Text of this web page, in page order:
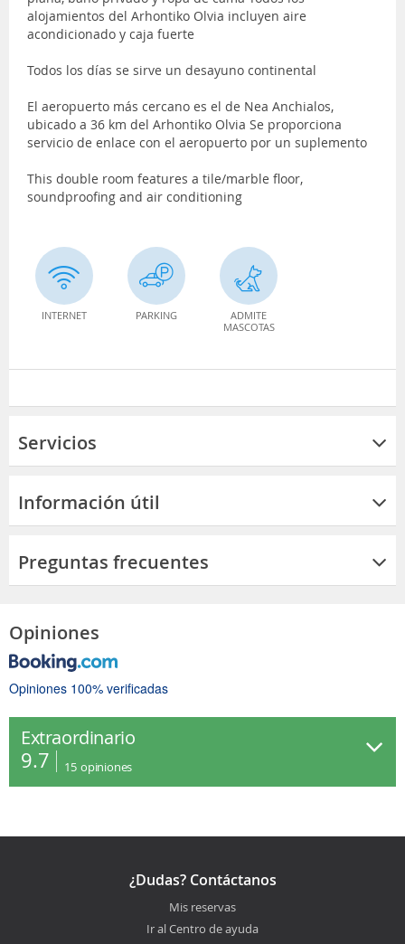
alojamientos del Arhontiko Olvia incluyen aire
acondicionado y caja fuerte
Todos los días se sirve un desayuno continental
El aeropuerto más cercano es el de Nea Anchialos,
ubicado a 36 km del Arhontiko Olvia Se proporciona
servicio de enlace con el aeropuerto por un suplemento
This double room features a tile/marble floor,
soundproofing and air conditioning
INTERNET PARKING
ADMITE
MASCOTAS
Servicios
Información útil
Preguntas frecuentes
Opiniones
Opiniones 100% verificadas
Extraordinario
9.7 15 opiniones
¿Dudas? Contáctanos
Mis reservas
Ir al Centro de ayuda